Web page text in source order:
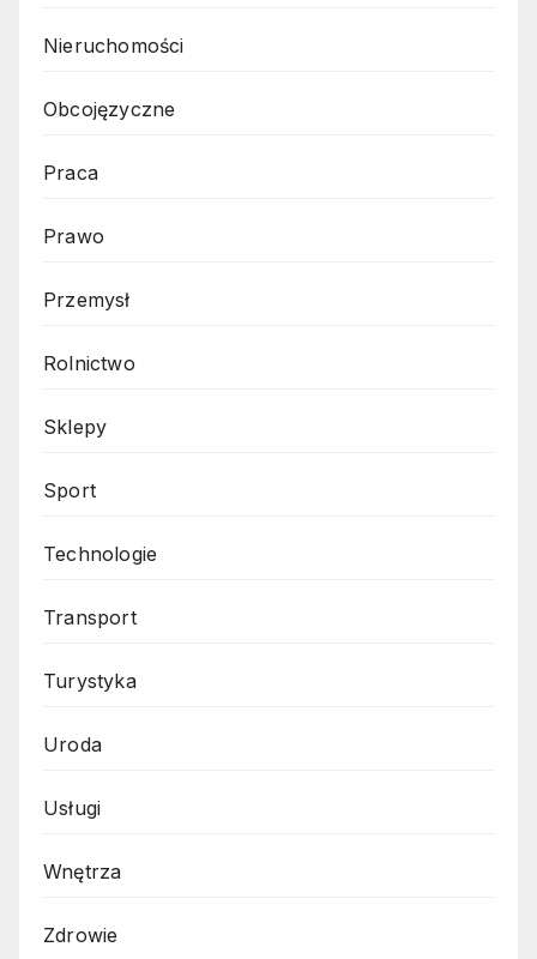
Nieruchomości
Obcojęzyczne
Praca
Prawo
Przemysł
Rolnictwo
Sklepy
Sport
Technologie
Transport
Turystyka
Uroda
Usługi
Wnętrza
Zdrowie